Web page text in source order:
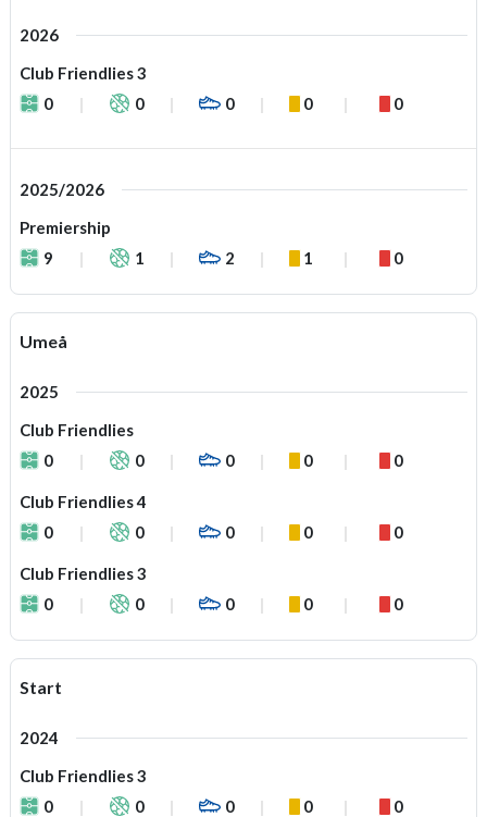
2026
Club Friendlies 3
0
0 0 0 0
2025/2026
Premiership
9
1 2 1 0
Umeå
2025
Club Friendlies
0
0 0 0 0
Club Friendlies 4
0
0 0 0 0
Club Friendlies 3
0
0 0 0 0
Start
2024
Club Friendlies 3
0
0 0 0 0